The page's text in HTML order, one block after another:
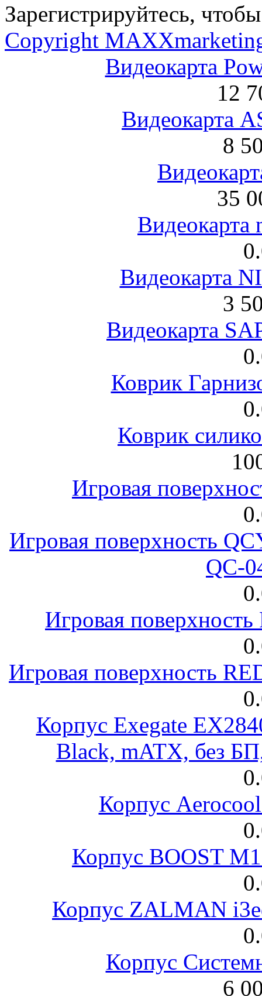
Зарегистрируйтесь,
Copyright
Видеокарта
12
Видеокарта
8
35
Видеокарта
Видеокарта
3
Видеокарта
Коврик
Коврик
Игровая
Игровая поверхность
QC-
Игровая
Игровая поверхность
Корпус Exegate
Black, mATX, без
Корпус
Корпус BOOST
Корпус ZALMAN
Корпус
6